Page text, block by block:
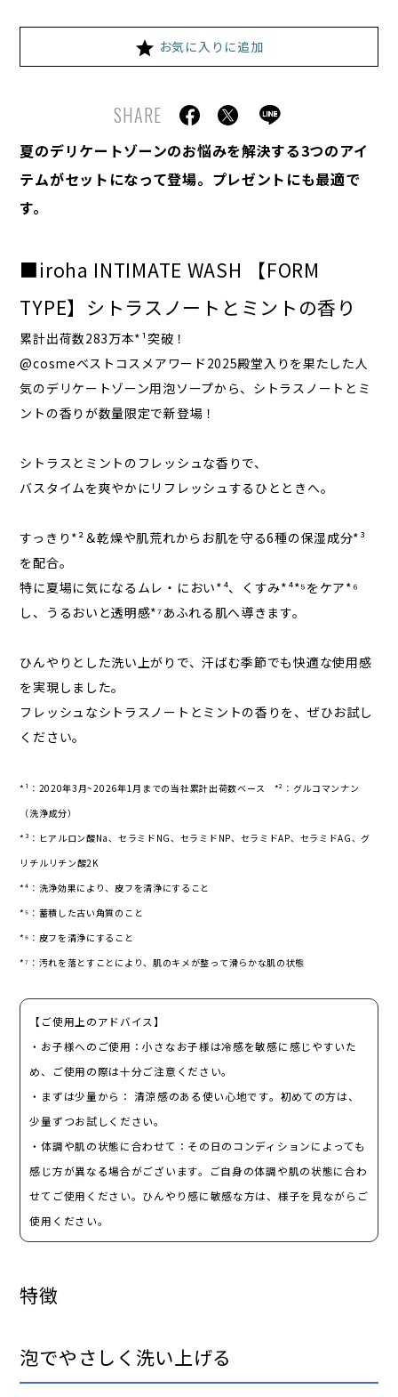
お気に入りに追加
SHARE
夏の​デリケートゾーンの​お悩みを​解決する​3つの​アイ
テムが​セットに​なって​登場。​プレゼントにも​最適で
す。
■iroha INTIMATE WASH 【FORM
TYPE】シトラスノートとミントの香り
累計出荷数283万本*¹突破！
@cosmeベストコスメアワード2025殿堂入りを果たした人
気のデリケートゾーン用泡ソープから、シトラスノートとミ
ントの香りが数量限定で新登場！
シトラスとミントのフレッシュな香りで、
バスタイムを爽やかにリフレッシュするひとときへ。
すっきり*²＆乾燥や肌荒れからお肌を守る6種の保湿成分*³
を配合。
特に夏場に気になるムレ・におい*⁴、くすみ*⁴*⁵をケア*⁶
し、うるおいと透明感*⁷あふれる肌へ導きます。
ひんやりとした洗い上がりで、汗ばむ季節でも快適な使用感
を実現しました。
フレッシュなシトラスノートとミントの香りを、ぜひお試し
ください。
*¹：2020年3月~2026年1月までの当社累計出荷数ベース *²：グルコマンナン
（洗浄成分）
*³：ヒアルロン酸Na、セラミドNG、セラミドNP、セラミドAP、セラミドAG、グ
リチルリチン酸2K
*⁴：洗浄効果により、皮フを清浄にすること
*⁵：蓄積した古い角質のこと
*⁶：皮フを清浄にすること
*⁷：汚れを落とすことにより、肌のキメが整って滑らかな肌の状態
【ご使用上のアドバイス】
・お子様へのご使用：小さなお子様は冷感を敏感に感じやすいた
め、ご使用の際は十分ご注意ください。
・まずは少量から： 清涼感のある使い心地です。初めての方は、
少量ずつお試しください。
・体調や肌の状態に合わせて：その日のコンディションによっても
感じ方が異なる場合がございます。ご自身の体調や肌の状態に合わ
せてご使用ください。ひんやり感に敏感な方は、様子を見ながらご
使用ください。
特徴
泡で​やさしく​洗い​上げる